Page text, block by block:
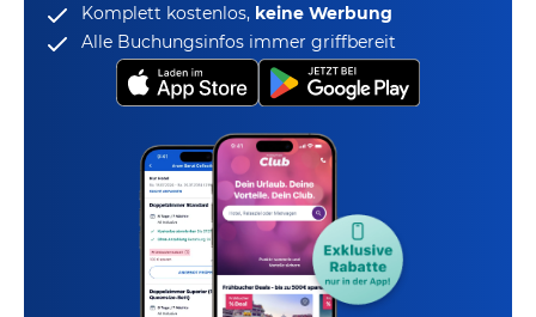
Komplett kostenlos, keine Werbung
Alle Buchungsinfos immer griffbereit